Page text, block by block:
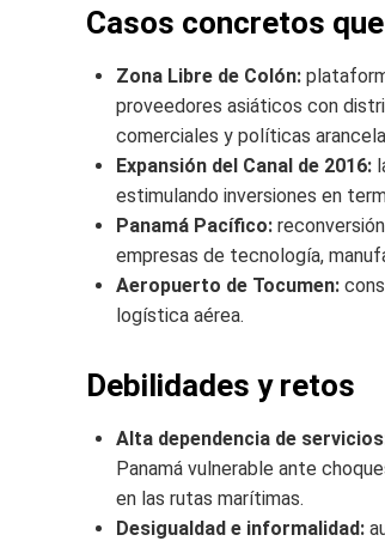
Casos concretos
Zona Libre de Colón:
proveedores asiáticos con
comerciales y políticas
Expansión del Canal de 2016:
estimulando inversiones en
Panamá Pacífico:
empresas de tecnología,
Aeropuerto de Tocumen:
logística aérea.
Debilidades y retos
Alta dependencia de
Panamá vulnerable ante
en las rutas marítimas.
Desigualdad e informalidad: